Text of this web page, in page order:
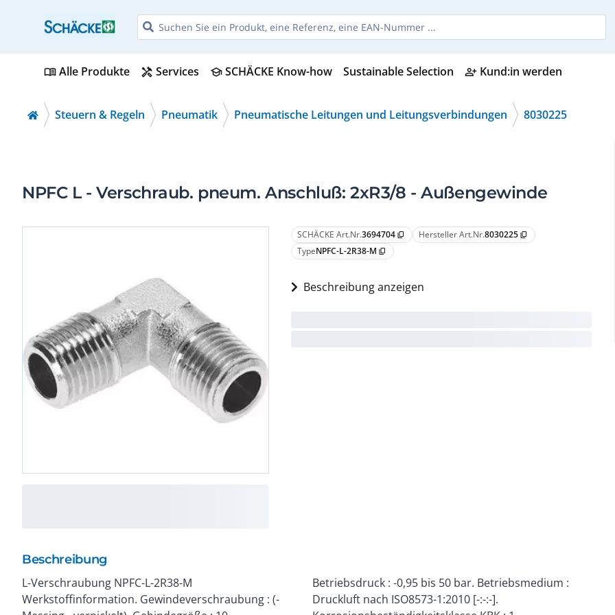
menu_bookAlle Produkte handyman Services schoolSCHÄCKE Know-how Sustainable Selection person_add_alt Kund:in werden
Steuern & Regeln Pneumatik Pneumatische Leitungen und Leitungsverbindungen 8030225
NPFC L - Verschraub. pneum. Anschluß: 2xR3/8 - Außengewinde
SCHÄCKE Art.Nr.3694704 content_copy Hersteller Art.Nr.8030225 content_copy
TypeNPFC-L-2R38-M content_copy
Beschreibung anzeigen
Beschreibung
L-Verschraubung NPFC-L-2R38-M
Werkstoffinformation. Gewindeverschraubung : (-
Betriebsdruck : -0,95 bis 50 bar. Betriebsmedium :
Druckluft nach ISO8573-1:2010 [-:-:-].